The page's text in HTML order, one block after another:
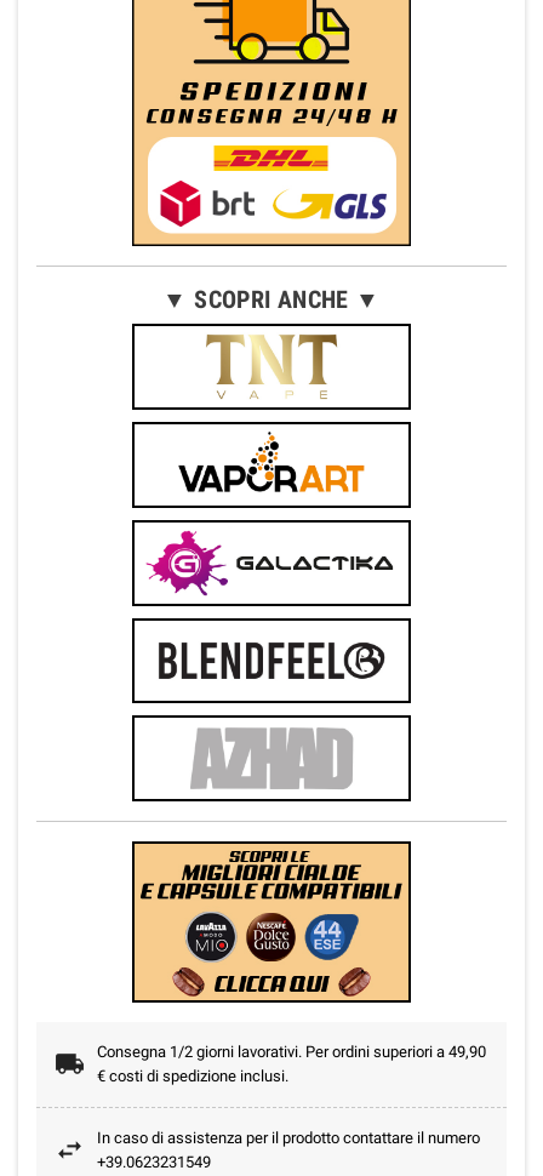
▼ SCOPRI ANCHE ▼
Consegna 1/2 giorni lavorativi. Per ordini superiori a 49,90
€ costi di spedizione inclusi.
In caso di assistenza per il prodotto contattare il numero
+39.0623231549